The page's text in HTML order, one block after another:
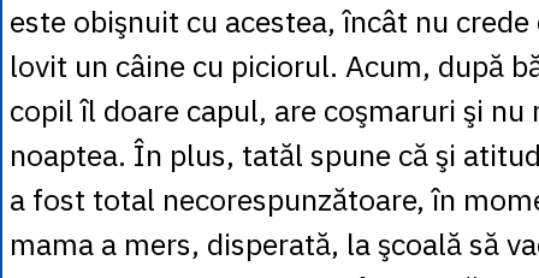
este obişnuit cu acestea, încât nu
lovit un câine cu piciorul. Acum, după
copil îl doare capul, are coşmaruri şi nu
noaptea. În plus, tatăl spune că şi
a fost total necorespunzătoare, în
mama a mers, disperată, la şcoală să